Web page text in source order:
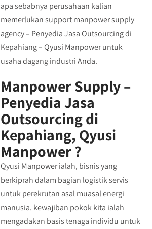
apa sebabnya perusahaan kalian
memerlukan support manpower supply
agency – Penyedia Jasa Outsourcing di
Kepahiang – Qyusi Manpower untuk
usaha dagang industri Anda.
Manpower Supply –
Penyedia Jasa
Outsourcing di
Kepahiang, Qyusi
Manpower ?
Qyusi Manpower ialah, bisnis yang
berkiprah dalam bagian logistik servis
untuk perekrutan asal muasal energi
manusia. kewajiban pokok kita ialah
mengadakan basis tenaga individu untuk